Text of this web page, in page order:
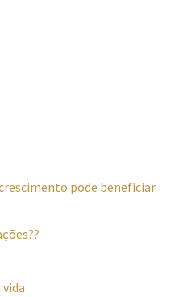
pode beneficiar